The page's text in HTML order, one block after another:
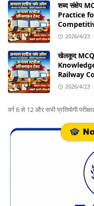
शब्द संक्षेप
Practice
2026/4/23
खेलकूद
Railway
2026/4/23
वर्ग 6 से 12 और सभी प्रतियोगी